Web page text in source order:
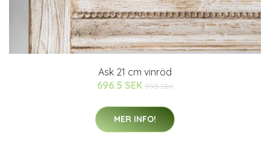
Ask 21 cm vinröd
696.5 SEK 995 SEK
MER INFO!